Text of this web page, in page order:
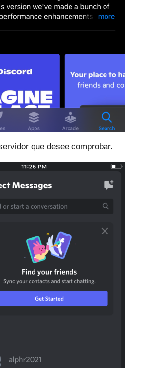
que desee comprobar.